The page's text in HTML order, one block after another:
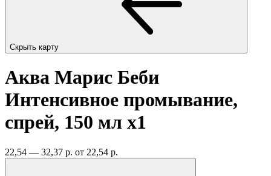
Скрыть карту
Аква Марис Беби
Интенсивное промывание,
спрей, 150 мл x1
22,54 — 32,37 р. от 22,54 р.